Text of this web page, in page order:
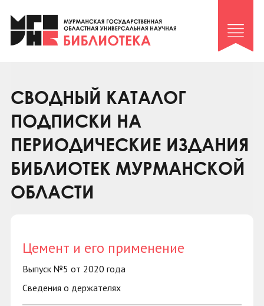
Клуб «Гиря и сельдерей»
Клуб «Семейный архив»
Коллегам
Контакты
СВОДНЫЙ КАТАЛОГ
ПОДПИСКИ НА
ПЕРИОДИЧЕСКИЕ ИЗДАНИЯ
БИБЛИОТЕК МУРМАНСКОЙ
ОБЛАСТИ
Цемент и его применение
Выпуск №5 от 2020 года
Сведения о держателях